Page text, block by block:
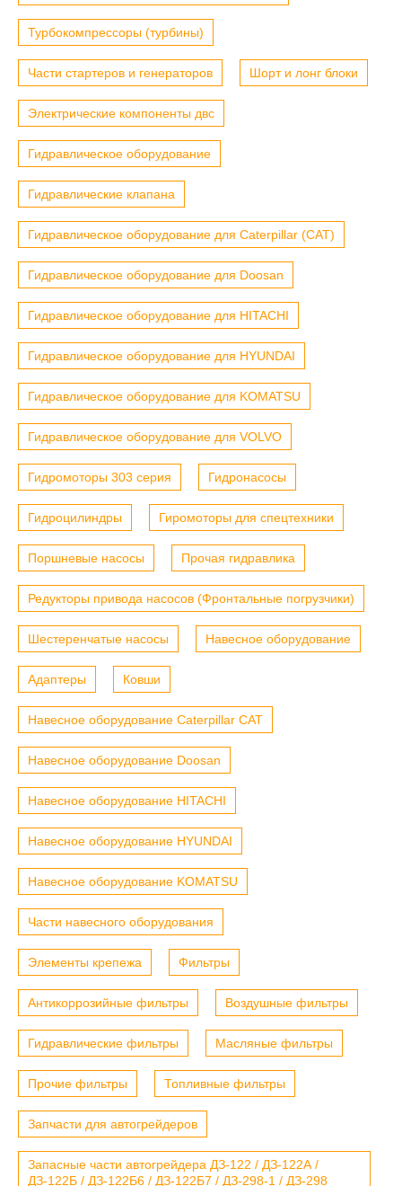
Турбокомпрессоры (турбины)
Части стартеров и генераторов Шорт и лонг блоки
Электрические компоненты двс
Гидравлическое оборудование
Гидравлические клапана
Гидравлическое оборудование для Caterpillar (CAT)
Гидравлическое оборудование для Doosan
Гидравлическое оборудование для HITACHI
Гидравлическое оборудование для HYUNDAI
Гидравлическое оборудование для KOMATSU
Гидравлическое оборудование для VOLVO
Гидромоторы 303 серия Гидронасосы
Гидроцилиндры Гиромоторы для спецтехники
Поршневые насосы Прочая гидравлика
Редукторы привода насосов (Фронтальные погрузчики)
Шестеренчатые насосы Навесное оборудование
Адаптеры Ковши
Навесное оборудование Caterpillar CAT
Навесное оборудование Doosan
Навесное оборудование HITACHI
Навесное оборудование HYUNDAI
Навесное оборудование KOMATSU
Части навесного оборудования
Элементы крепежа Фильтры
Антикоррозийные фильтры Воздушные фильтры
Гидравлические фильтры Масляные фильтры
Прочие фильтры Топливные фильтры
Запчасти для автогрейдеров
Запасные части автогрейдера ДЗ-122 / ДЗ-122А /
ДЗ-122Б / ДЗ-122Б6 / ДЗ-122Б7 / ДЗ-298-1 / ДЗ-298